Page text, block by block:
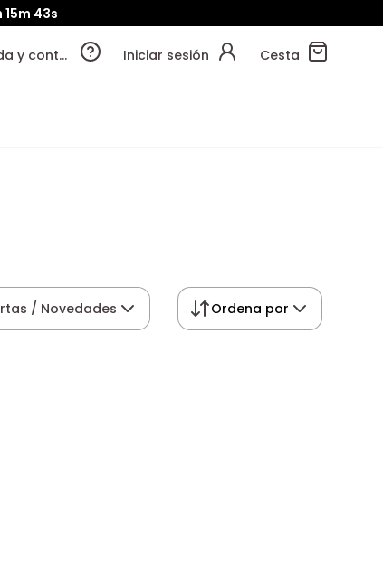
15m 43s
Ayuda y contacto Iniciar sesión Cesta
/ Novedades Ordena por